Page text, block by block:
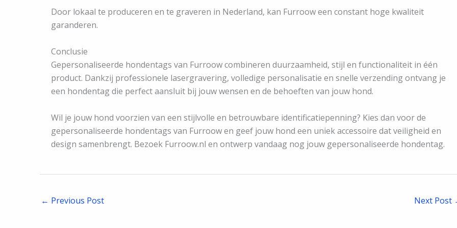
Door lokaal te produceren en te graveren in Nederland, kan Furroow een constant hoge kwaliteit
garanderen.
Conclusie
Gepersonaliseerde hondentags van Furroow combineren duurzaamheid, stijl en functionaliteit in één
product. Dankzij professionele lasergravering, volledige personalisatie en snelle verzending ontvang je
een hondentag die perfect aansluit bij jouw wensen en de behoeften van jouw hond.
Wil je jouw hond voorzien van een stijlvolle en betrouwbare identificatiepenning? Kies dan voor de
gepersonaliseerde hondentags van Furroow en geef jouw hond een uniek accessoire dat veiligheid en
design samenbrengt. Bezoek Furroow.nl en ontwerp vandaag nog jouw gepersonaliseerde hondentag.
← Previous Post Next Post